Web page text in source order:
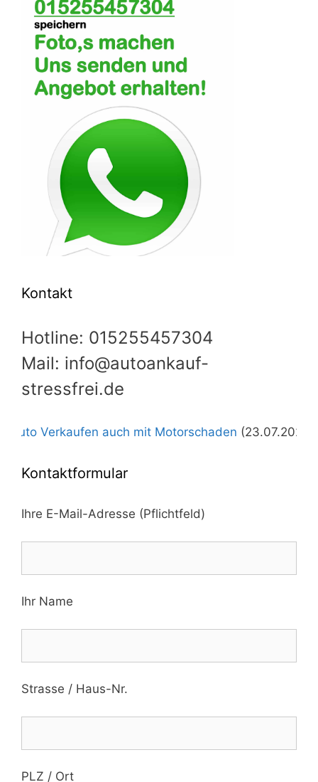
Kontakt
Hotline: 015255457304
Mail: info@autoankauf-
stressfrei.de
auch mit Motorschaden (23.07.2026)+++
Kontaktformular
Ihre E-Mail-Adresse (Pflichtfeld)
Ihr Name
Strasse / Haus-Nr.
PLZ / Ort